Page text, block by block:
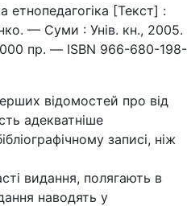
етнопедагогіка [Текст] :
— Суми : Унів. кн., 2005.
пр. — ISBN 966-680-198-
відомостей про від
адекватніше
записі, ніж
видання, полягають в
наводять у